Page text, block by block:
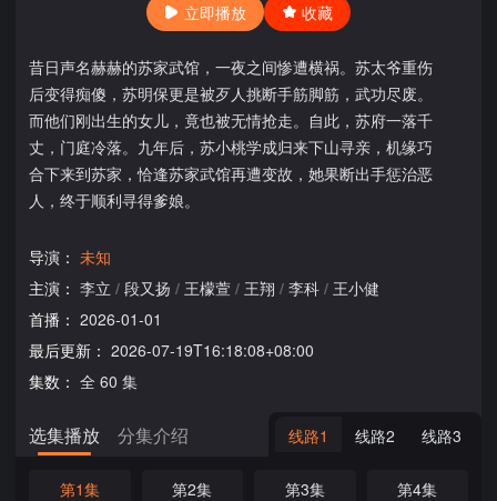
立即播放 收藏
昔日声名赫赫的苏家武馆，一夜之间惨遭横祸。苏太爷重伤
后变得痴傻，苏明保更是被歹人挑断手筋脚筋，武功尽废。
而他们刚出生的女儿，竟也被无情抢走。自此，苏府一落千
丈，门庭冷落。九年后，苏小桃学成归来下山寻亲，机缘巧
合下来到苏家，恰逢苏家武馆再遭变故，她果断出手惩治恶
人，终于顺利寻得爹娘。
导演： 未知
主演： 李立 / 段又扬 / 王檬萱 / 王翔 / 李科 / 王小健
首播： 2026-01-01
最后更新： 2026-07-19T16:18:08+08:00
集数： 全 60 集
选集播放 分集介绍 线路1 线路2 线路3
第1集 第2集 第3集 第4集